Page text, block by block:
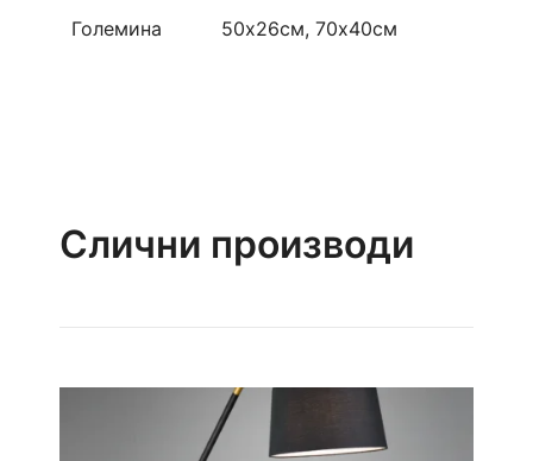
Големина 50х26см, 70х40см
Слични производи